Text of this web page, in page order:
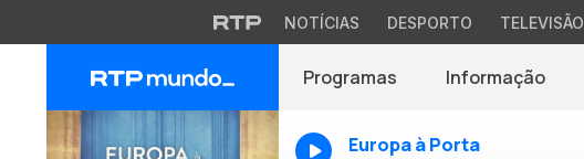
NOTÍCIAS DESPORTO TELEVISÃO
Programas Informação
Europa à Porta